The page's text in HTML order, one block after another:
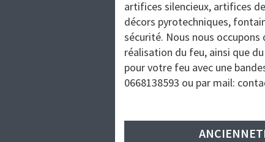
artifices silencieux, artifices
décors pyrotechniques,
sécurité. Nous nous
réalisation du feu, ainsi que
pour votre feu avec une
0668138593 ou par mail: